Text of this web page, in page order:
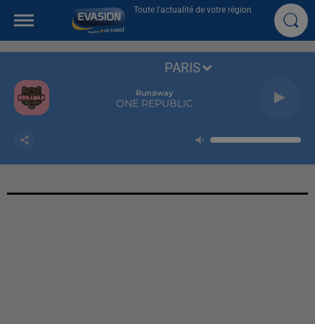
Toute l'actualité de votre région
Runaway
ONE REPUBLIC
PARIS